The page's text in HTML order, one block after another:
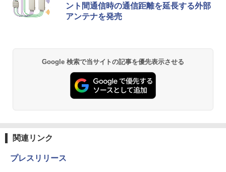
ント間通信時の通信距離を延長する外部
アンテナを発売
Google 検索で当サイトの記事を優先表示させる
関連リンク
プレスリリース